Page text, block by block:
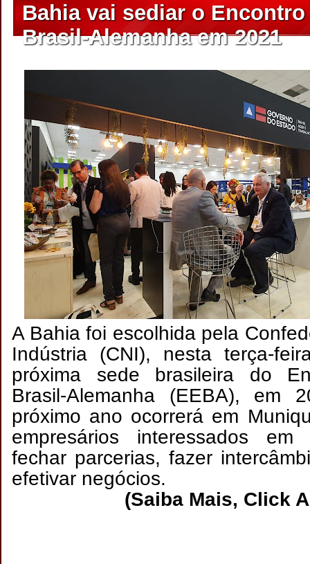
Bahia vai sediar o
Brasil-Alemanha em 2021
A Bahia foi escolhida pela
Indústria (CNI), nesta terça-
próxima sede brasileira do
Brasil-Alemanha (EEBA), em
próximo ano ocorrerá em
empresários interessados em
fechar parcerias, fazer
efetivar negócios.
(Saiba Mais, Click